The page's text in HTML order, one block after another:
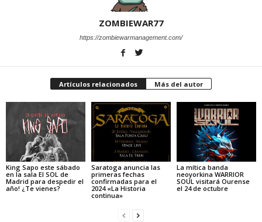
ZOMBIEWAR77
https://zombiewarmanagement.com/
Artículos relacionados Más del autor
King Sapo este sábado
en la sala El SOL de
Madrid para despedir el
año! ¿Te vienes?
Saratoga anuncia las
primeras fechas
confirmadas para el
2024 «La Historia
continua»
La mítica banda
neoyorkina WARRIOR
SOUL visitará Ourense
el 24 de octubre